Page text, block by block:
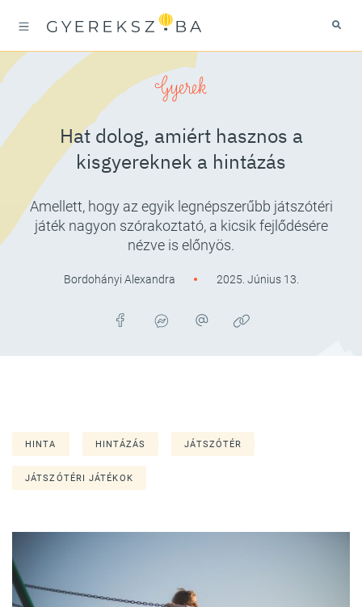
Gyerek
Hat dolog, amiért hasznos a
kisgyereknek a hintázás
Amellett, hogy az egyik legnépszerűbb játszótéri
játék nagyon szórakoztató, a kicsik fejlődésére
nézve is előnyös.
Bordohányi Alexandra 2025. Június 13.
HINTA HINTÁZÁS JÁTSZÓTÉR
JÁTSZÓTÉRI JÁTÉKOK